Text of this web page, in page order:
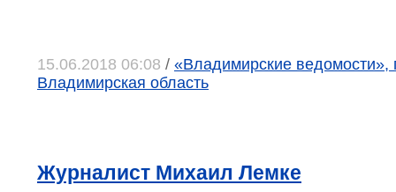
15.06.2018 06:08 / «Владимирские ведомости»,
Владимирская область
Журналист Михаил Лемке